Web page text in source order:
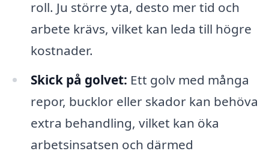
roll. Ju större yta, desto mer tid och
arbete krävs, vilket kan leda till högre
kostnader.
Skick på golvet: Ett golv med många
repor, bucklor eller skador kan behöva
extra behandling, vilket kan öka
arbetsinsatsen och därmed